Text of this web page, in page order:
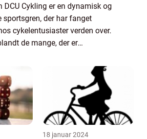
DCU Cykling er en dynamisk og
der har fanget
cykelentusiaster verden over.
de mange, der er
sportsgren, er denne artikel et
18 januar 2024